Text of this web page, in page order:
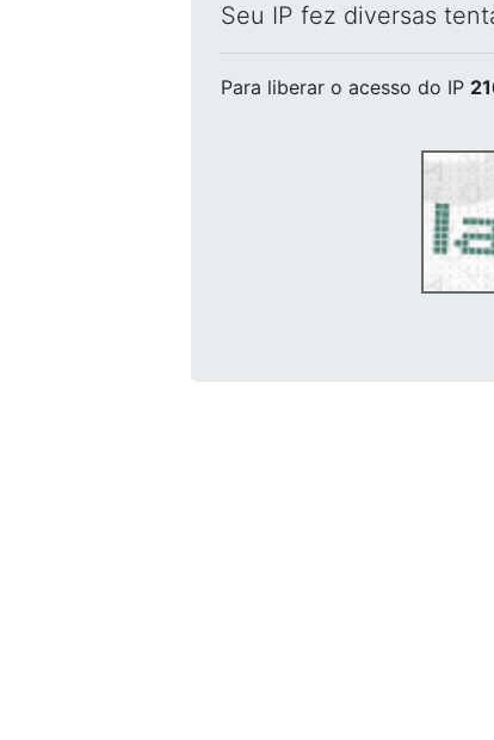
Seu IP fez diversas
Para liberar o acesso do IP